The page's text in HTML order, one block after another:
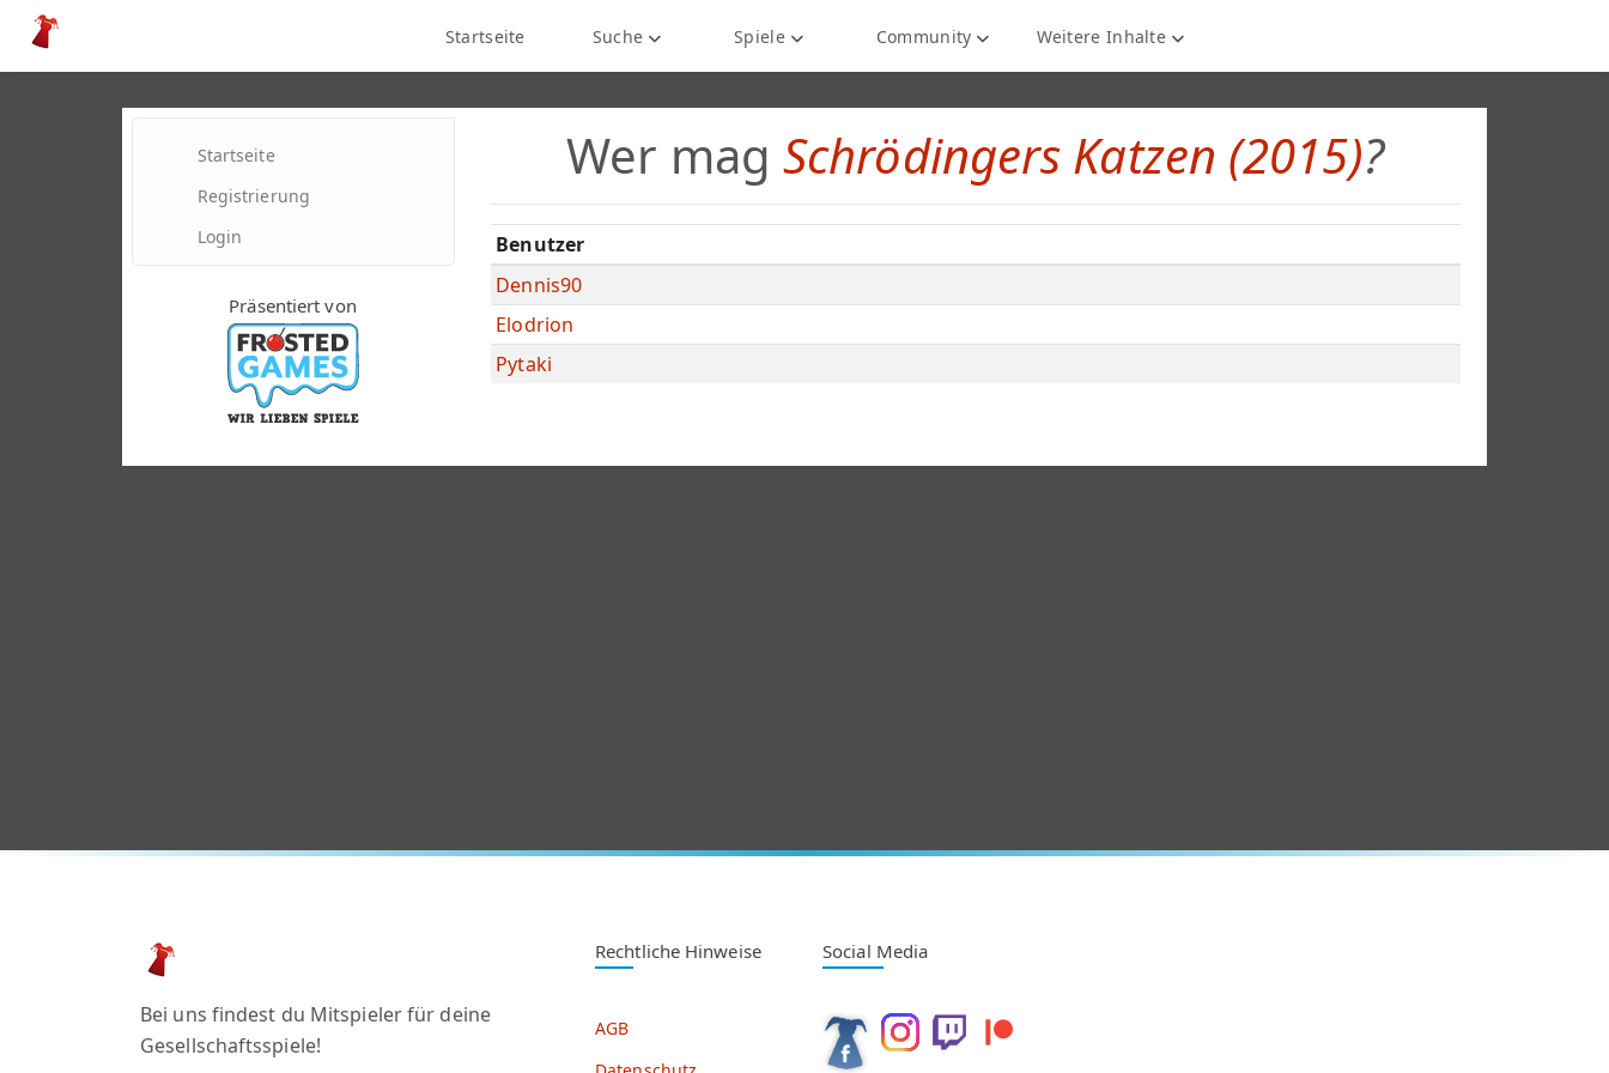
Startseite Suche Spiele Community Weitere Inhalte
Startseite
Registrierung
Login
Präsentiert von
Wer magSchrödingers Katzen (2015)?
Benutzer
Dennis90
Elodrion
Pytaki
Bei uns findest du Mitspieler für deine
Gesellschaftsspiele!
Rechtliche Hinweise
AGB
Social Media